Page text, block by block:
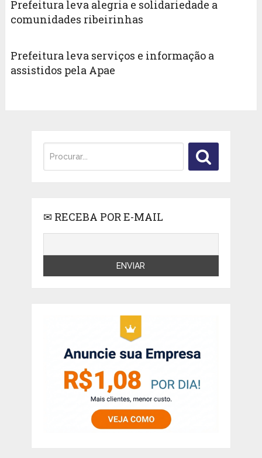
Prefeitura leva alegria e solidariedade a
comunidades ribeirinhas
Prefeitura leva serviços e informação a
assistidos pela Apae
✉ RECEBA POR E-MAIL